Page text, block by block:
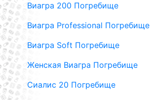
Виагра 200 Погребище
Виагра Professional Погребище
Виагра Soft Погребище
Женская Виагра Погребище
Сиалис 20 Погребище